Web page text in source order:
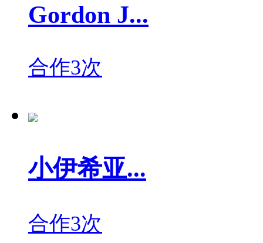
Gordon J...
合作3次
小伊希亚...
合作3次